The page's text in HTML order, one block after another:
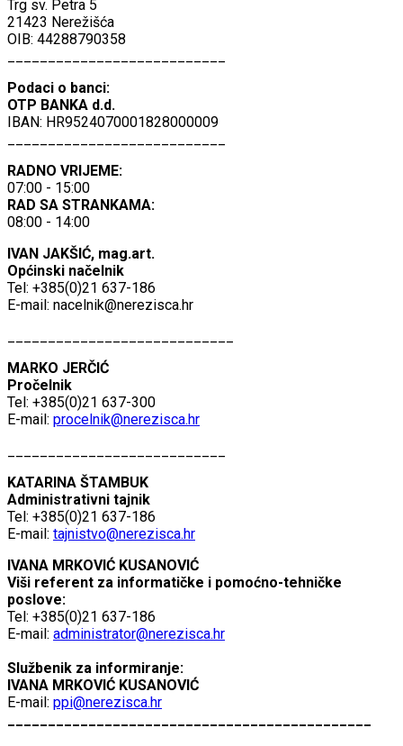
Trg sv. Petra 5
21423 Nerežišća
OIB: 44288790358
Podaci o banci:
OTP BANKA d.d.
IBAN: HR9524070001828000009
RADNO VRIJEME:
07:00 - 15:00
RAD SA STRANKAMA:
08:00 - 14:00
IVAN JAKŠIĆ, mag.art.
Općinski načelnik
Tel: +385(0)21 637-186
E-mail: nacelnik@nerezisca.hr
MARKO JERČIĆ
Pročelnik
Tel: +385(0)21 637-300
E-mail: procelnik@nerezisca.hr
KATARINA ŠTAMBUK
Administrativni tajnik
Tel: +385(0)21 637-186
E-mail: tajnistvo@nerezisca.hr
IVANA MRKOVIĆ KUSANOVIĆ
Viši referent za informatičke i pomoćno-tehničke
poslove:
Tel: +385(0)21 637-186
E-mail: administrator@nerezisca.hr
Službenik za informiranje:
IVANA MRKOVIĆ KUSANOVIĆ
E-mail: ppi@nerezisca.hr